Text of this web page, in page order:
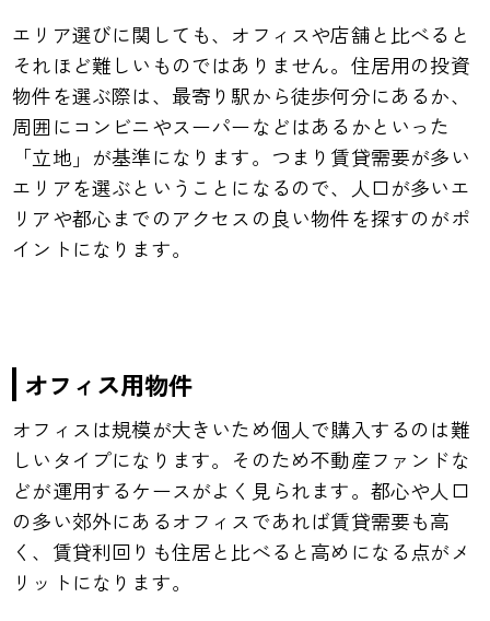
エリア選びに関しても、オフィスや店舗と比べると
それほど難しいものではありません。住居用の投資
物件を選ぶ際は、最寄り駅から徒歩何分にあるか、
周囲にコンビニやスーパーなどはあるかといった
「立地」が基準になります。つまり賃貸需要が多い
エリアを選ぶということになるので、人口が多いエ
リアや都心までのアクセスの良い物件を探すのがポ
イントになります。
オフィス用物件
オフィスは規模が大きいため個人で購入するのは難
しいタイプになります。そのため不動産ファンドな
どが運用するケースがよく見られます。都心や人口
の多い郊外にあるオフィスであれば賃貸需要も高
く、賃貸利回りも住居と比べると高めになる点がメ
リットになります。